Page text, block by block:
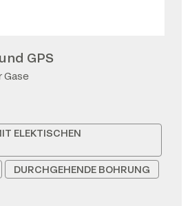
GPS
Gase
ELEKTISCHEN
DURCHGEHENDE BOHRUNG